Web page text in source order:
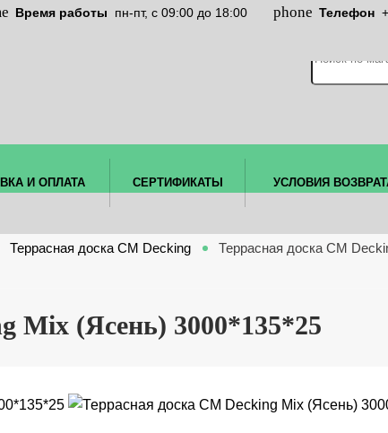
Время работы пн-пт, c 09:00 до 18:00 Телефон
И ОПЛАТА СЕРТИФИКАТЫ УСЛОВИЯ
Террасная доска CM Decking Террасная доска CM
Mix (Ясень) 3000*135*25